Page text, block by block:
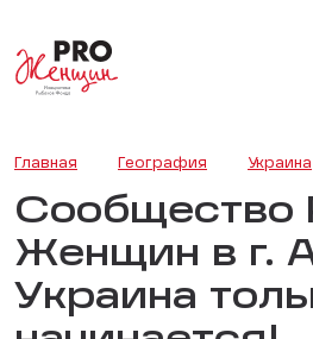
Главная География Украина
Сообщество
Женщин в г.
Украина